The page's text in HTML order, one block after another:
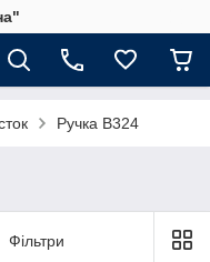
Ручка B324
Фільтри